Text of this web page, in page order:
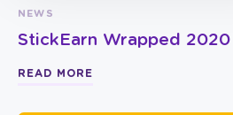
NEWS
StickEarn Wrapped 2020
READ MORE